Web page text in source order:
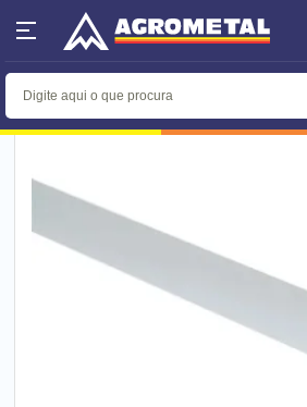
Home Utilidades Domésticas Casa &